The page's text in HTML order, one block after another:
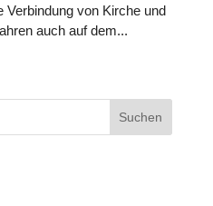
von Kirche und
auch auf dem...